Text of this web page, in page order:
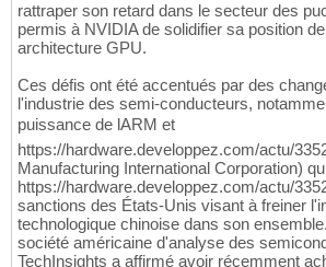
rattraper son retard dans le secteur des
permis à NVIDIA de solidifier sa position
architecture GPU.
Ces défis ont été accentués par des
l'industrie des semi-conducteurs,
puissance de lARM et
https://hardware.developpez.com/actu/
Manufacturing International Corporation)
https://hardware.developpez.com/actu/
sanctions des États-Unis visant à freiner
technologique chinoise dans son
société américaine d'analyse des
TechInsights a affirmé avoir récemment